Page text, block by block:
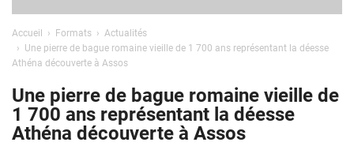
Accueil Formats
Actualités
Une pierre de bague romaine vieille de 1 700 ans représentant la déesse
Athéna découverte à Assos
Une pierre de bague romaine vieille de
1 700 ans représentant la déesse
Athéna découverte à Assos